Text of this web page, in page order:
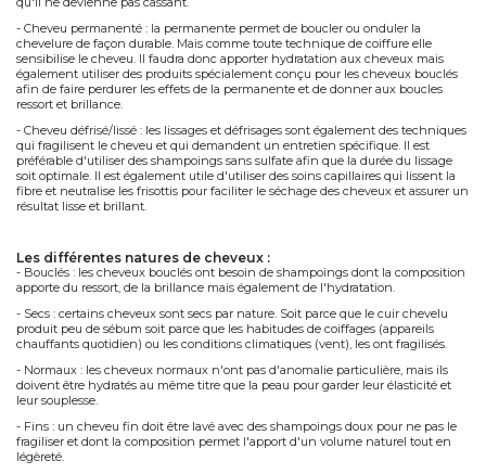
- Cheveu permanenté : la permanente permet de boucler ou onduler la
chevelure de façon durable. Mais comme toute technique de coiffure elle
sensibilise le cheveu. Il faudra donc apporter hydratation aux cheveux mais
également utiliser des produits spécialement conçu pour les cheveux bouclés
afin de faire perdurer les effets de la permanente et de donner aux boucles
ressort et brillance.
- Cheveu défrisé/lissé : les lissages et défrisages sont également des techniques
qui fragilisent le cheveu et qui demandent un entretien spécifique. Il est
préférable d'utiliser des shampoings sans sulfate afin que la durée du lissage
soit optimale. Il est également utile d'utiliser des soins capillaires qui lissent la
fibre et neutralise les frisottis pour faciliter le séchage des cheveux et assurer un
résultat lisse et brillant.
les différentes natures de cheveux :
- Bouclés : les cheveux bouclés ont besoin de shampoings dont la composition
apporte du ressort, de la brillance mais également de l'hydratation.
- Secs : certains cheveux sont secs par nature. Soit parce que le cuir chevelu
produit peu de sébum soit parce que les habitudes de coiffages (appareils
chauffants quotidien) ou les conditions climatiques (vent), les ont fragilisés.
- Normaux : les cheveux normaux n'ont pas d'anomalie particulière, mais ils
doivent être hydratés au même titre que la peau pour garder leur élasticité et
leur souplesse.
- Fins : un cheveu fin doit être lavé avec des shampoings doux pour ne pas le
fragiliser et dont la composition permet l'apport d'un volume naturel tout en
légèreté.